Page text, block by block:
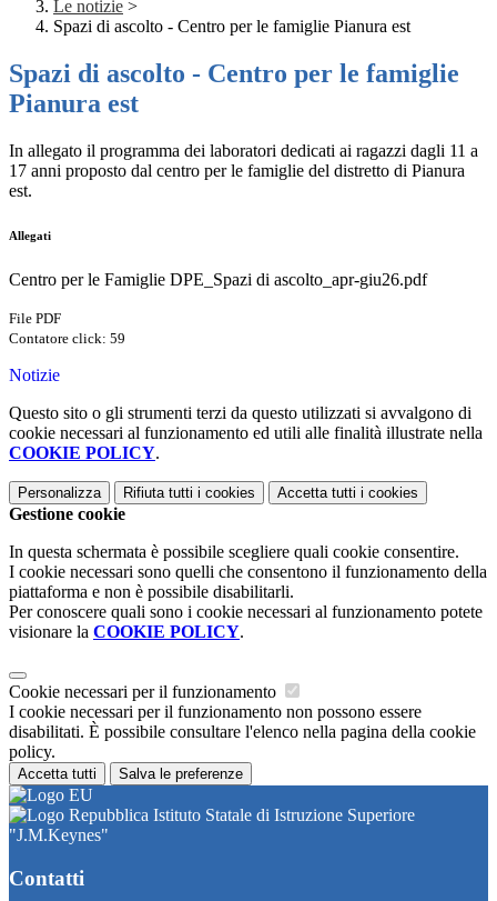
Le notizie >
Spazi di ascolto - Centro per le famiglie Pianura est
Spazi di ascolto - Centro per le famiglie
Pianura est
In allegato il programma dei laboratori dedicati ai ragazzi dagli 11 a
17 anni proposto dal centro per le famiglie del distretto di Pianura
est.
Allegati
Centro per le Famiglie DPE_Spazi di ascolto_apr-giu26.pdf
File PDF
Contatore click: 59
Notizie
Questo sito o gli strumenti terzi da questo utilizzati si avvalgono di
cookie necessari al funzionamento ed utili alle finalità illustrate nella
COOKIE POLICY.
Personalizza Rifiuta tutti i cookies Accetta tutti i cookies
Gestione cookie
In questa schermata è possibile scegliere quali cookie consentire.
I cookie necessari sono quelli che consentono il funzionamento della
piattaforma e non è possibile disabilitarli.
Per conoscere quali sono i cookie necessari al funzionamento potete
visionare la COOKIE POLICY.
Cookie necessari per il funzionamento
I cookie necessari per il funzionamento non possono essere
disabilitati. È possibile consultare l'elenco nella pagina della cookie
policy.
Accetta tutti Salva le preferenze
Istituto Statale di Istruzione Superiore
"J.M.Keynes"
Contatti